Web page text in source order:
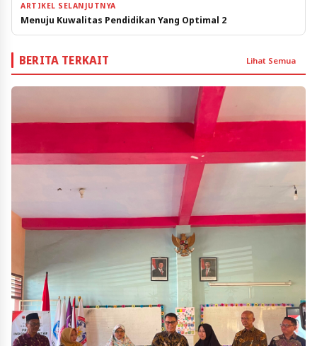
ARTIKEL SELANJUTNYA
Menuju Kuwalitas Pendidikan Yang Optimal 2
BERITA TERKAIT Lihat Semua